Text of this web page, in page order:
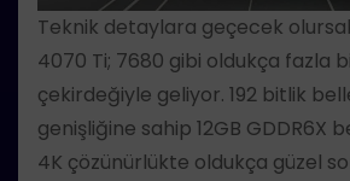
Teknik detaylara geçecek
4070 Ti; 7680 gibi oldukça fazla
çekirdeğiyle geliyor. 192 bitlik
genişliğine sahip 12GB GDDR6X
4K çözünürlükte oldukça güzel